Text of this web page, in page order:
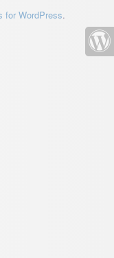
for WordPress.